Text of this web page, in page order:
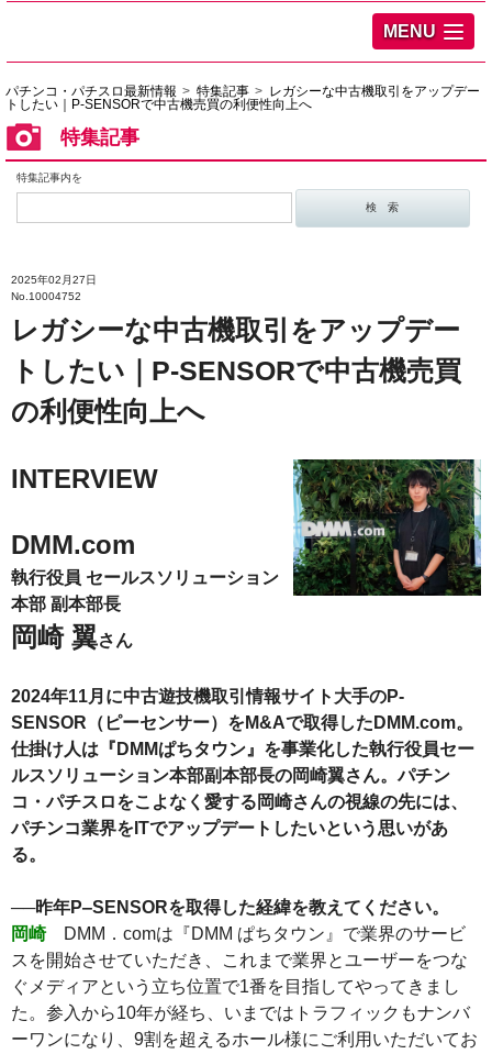
MENU
パチンコ・パチスロ最新情報 特集記事
レガシーな中古機取引をアップデー
トしたい｜P-SENSORで中古機売買の利便性向上へ
特集記事
特集記事内を
2025年02月27日
No.10004752
レガシーな中古機取引をアップデー
トしたい｜P-SENSORで中古機売買
の利便性向上へ
INTERVIEW
DMM.com
執行役員 セールスソリューション
本部 副本部長
岡崎 翼さん
2024年11月に中古遊技機取引情報サイト大手のP-
SENSOR（ピーセンサー）をM&Aで取得したDMM.com。
仕掛け人は『DMMぱちタウン』を事業化した執行役員セー
ルスソリューション本部副本部長の岡崎翼さん。パチン
コ・パチスロをこよなく愛する岡崎さんの視線の先には、
パチンコ業界をITでアップデートしたいという思いがあ
る。
──昨年P‒SENSORを取得した経緯を教えてください。
岡崎DMM．comは『DMM ぱちタウン』で業界のサービ
スを開始させていただき、これまで業界とユーザーをつな
ぐメディアという立ち位置で1番を目指してやってきまし
た。参入から10年が経ち、いまではトラフィックもナンバ
ーワンになり、9割を超えるホール様にご利用いただいてお